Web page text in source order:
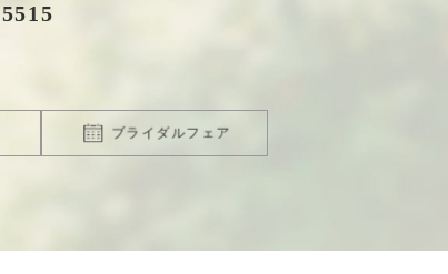
5515
ブライダルフェア